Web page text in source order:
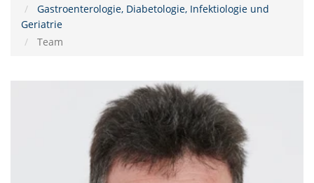
Gastroenterologie, Diabetologie, Infektiologie und
Geriatrie
Team